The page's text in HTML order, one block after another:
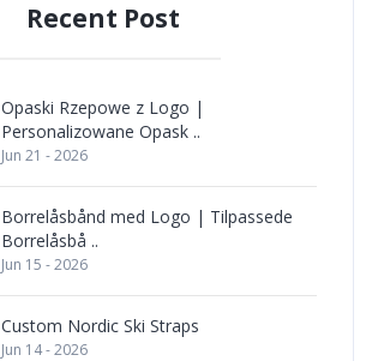
Recent Post
Opaski Rzepowe z Logo |
Personalizowane Opask ..
Jun 21 - 2026
Borrelåsbånd med Logo | Tilpassede
Borrelåsbå ..
Jun 15 - 2026
Custom Nordic Ski Straps
Jun 14 - 2026